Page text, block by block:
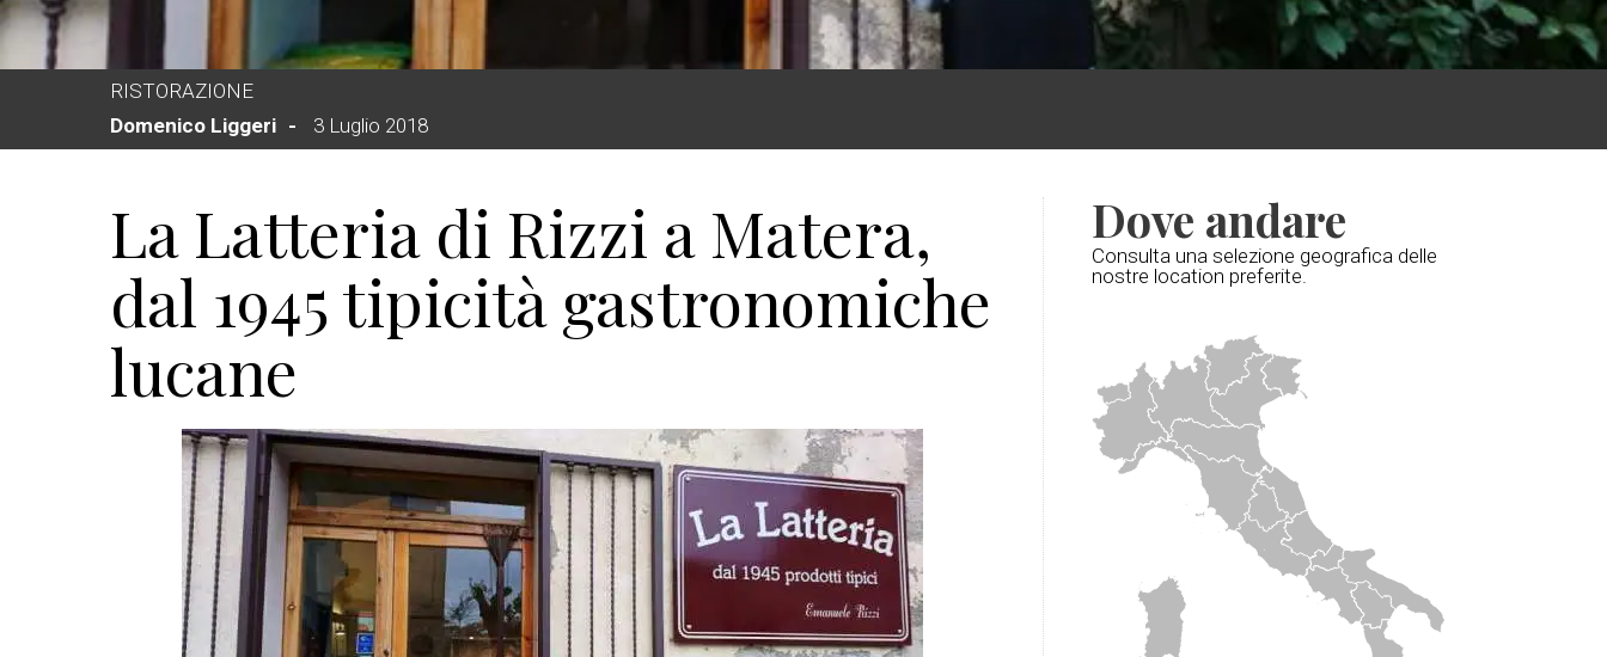
RISTORAZIONE
Domenico Liggeri
3 Luglio 2018
La Latteria di Rizzi a Matera,
dal 1945 tipicità gastronomiche
lucane
Dove andare
Consulta una selezione geografica delle
nostre location preferite.